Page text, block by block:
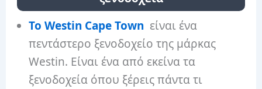
Το Westin Cape Town είναι ένα
πεντάστερο ξενοδοχείο της μάρκας
Westin. Είναι ένα από εκείνα τα
ξενοδοχεία όπου ξέρεις πάντα τι